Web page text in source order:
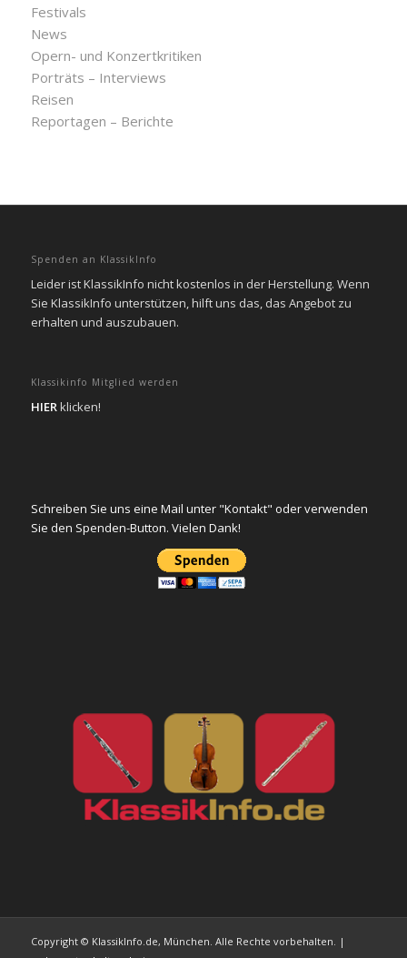
Festivals
News
Opern- und Konzertkritiken
Porträts – Interviews
Reisen
Reportagen – Berichte
Spenden an KlassikInfo
Leider ist KlassikInfo nicht kostenlos in der Herstellung. Wenn
Sie KlassikInfo unterstützen, hilft uns das, das Angebot zu
erhalten und auszubauen.
Klassikinfo Mitglied werden
HIERklicken!
Schreiben Sie uns eine Mail unter "Kontakt" oder verwenden
Sie den Spenden-Button. Vielen Dank!
Copyright © KlassikInfo.de, München. Alle Rechte vorbehalten. |